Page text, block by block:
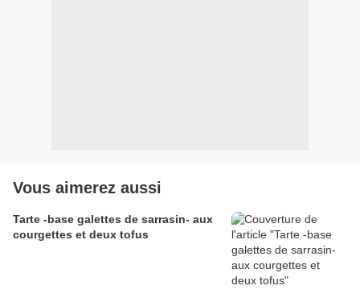
Vous aimerez aussi
Tarte -base galettes de sarrasin- aux
courgettes et deux tofus